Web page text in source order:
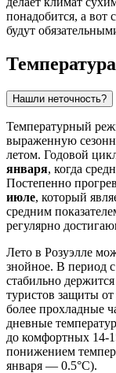
понадобится, а вот
будут
Температура
Нашли неточность?
Температурный
выраженную
летом. Годовой
января, когда
Постепенно
июле, который
средним
регулярно
Лето в Розуэлле
знойное. В период
стабильно
туристов защиты
более прохладные
дневные
до комфортных 14-
понижением
января — 0.5°C).